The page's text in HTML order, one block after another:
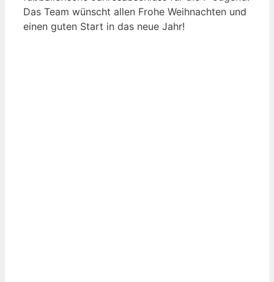
Das Team wünscht allen Frohe Weihnachten und
einen guten Start in das neue Jahr!